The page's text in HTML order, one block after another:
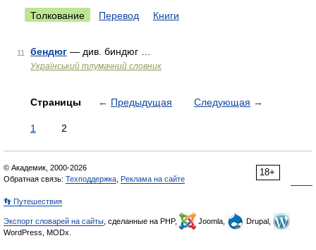
Толкование Перевод Книги
11 бендюг — див. биндюг …
Український тлумачний словник
Страницы ← Предыдущая Следующая →
1 2
18+
© Академик, 2000-2026
Обратная связь: Техподдержка Реклама на сайте
👣 Путешествия
Экспорт словарей на сайты , сделанные на PHP, Joomla,
Drupal,
WordPress, MODx.